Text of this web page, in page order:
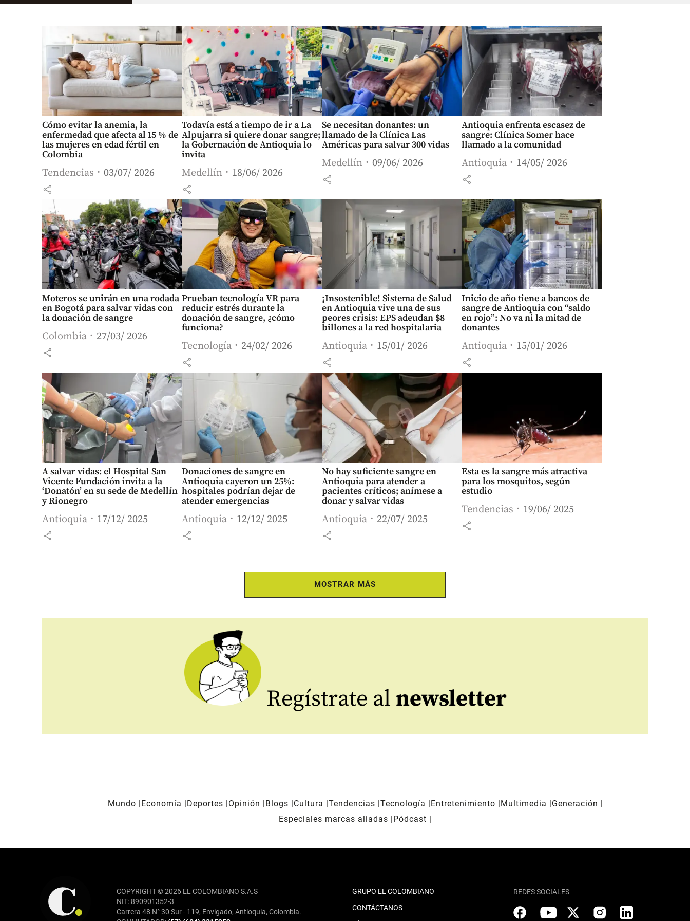
Cómo evitar la anemia, la
enfermedad que afecta al 15 % de
las mujeres en edad fértil en
Colombia
Tendencias 03/07/ 2026
share
Todavía está a tiempo de ir a La
Alpujarra si quiere donar sangre;
la Gobernación de Antioquia lo
invita
Medellín 18/06/ 2026
share
Se necesitan donantes: un
llamado de la Clínica Las
Américas para salvar 300 vidas
Medellín 09/06/ 2026
share
Antioquia enfrenta escasez de
sangre: Clínica Somer hace
llamado a la comunidad
Antioquia 14/05/ 2026
share
Moteros se unirán en una rodada
en Bogotá para salvar vidas con
la donación de sangre
Colombia 27/03/ 2026
share
Prueban tecnología VR para
reducir estrés durante la
donación de sangre, ¿cómo
funciona?
Tecnología 24/02/ 2026
share
¡Insostenible! Sistema de Salud
en Antioquia vive una de sus
peores crisis: EPS adeudan $8
billones a la red hospitalaria
Antioquia 15/01/ 2026
share
Inicio de año tiene a bancos de
sangre de Antioquia con “saldo
en rojo”: No va ni la mitad de
donantes
Antioquia 15/01/ 2026
share
A salvar vidas: el Hospital San
Vicente Fundación invita a la
‘Donatón’ en su sede de Medellín
y Rionegro
Antioquia 17/12/ 2025
share
Donaciones de sangre en
Antioquia cayeron un 25%:
hospitales podrían dejar de
atender emergencias
Antioquia 12/12/ 2025
share
No hay suficiente sangre en
Antioquia para atender a
pacientes críticos; anímese a
donar y salvar vidas
Antioquia 22/07/ 2025
share
Esta es la sangre más atractiva
para los mosquitos, según
estudio
Tendencias 19/06/ 2025
share
MOSTRAR MÁS
Regístrate al newsletter
Mundo Economía Deportes Opinión Blogs Cultura Tendencias Tecnología Entretenimiento Multimedia
Generación
Especiales marcas aliadas
Pódcast
COPYRIGHT © 2026 EL COLOMBIANO S.A.S
NIT: 890901352-3
Carrera 48 N° 30 Sur - 119, Envigado, Antioquia, Colombia.
GRUPO EL COLOMBIANO
CONTÁCTANOS
REDES SOCIALES